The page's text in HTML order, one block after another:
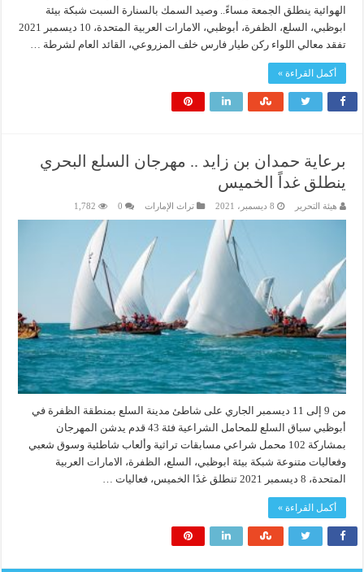
الهوائية ينطلق الجمعة مساءً.. وصيد السمك بالسنارة السبت شبكة بيئة
ابوظبي، السلع، الظفرة، أبوظبي، الامارات العربية المتحدة، 10 ديسمبر 2021
تفقد معالي اللواء ركن طيار فارس خلف المزروعي، القائد العام لشرطة …
أكمل القراءة »
برعاية حمدان بن زايد .. مهرجان السلع البحري
ينطلق غداً الخميس
هيئة التحرير 8 ديسمبر، 2021 تراث الإمارات 0
1,782
من 9 إلى 11 ديسمبر الجاري على شاطئ مدينة السلع بمنطقة الظفرة في
أبوظبي سباق السلع للمحامل الشراعية فئة 43 قدم يدشن المهرجان
بمشاركة 102 محمل شراعي مسابقات تراثية وألعاب شاطئية وسوق شعبي
وفعاليات متنوعة شبكة بيئة ابوظبي، السلع، الظفرة، الامارات العربية
المتحدة، 8 ديسمبر 2021 تنطلق غدًا الخميس، فعاليات …
أكمل القراءة »